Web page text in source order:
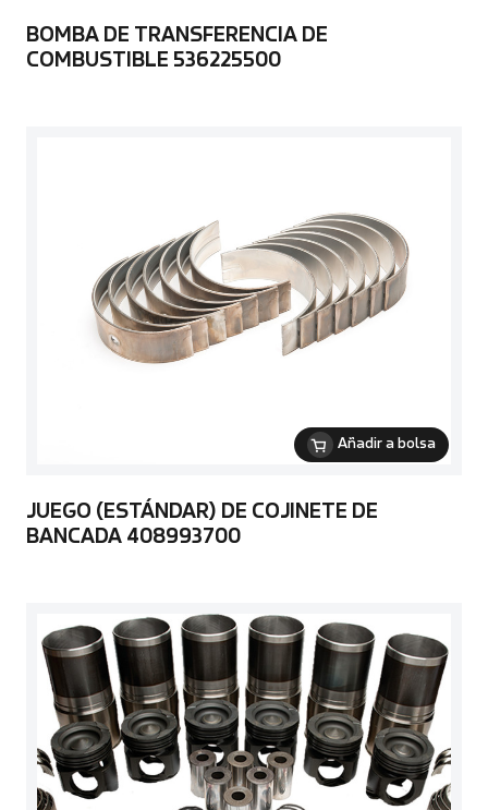
BOMBA DE TRANSFERENCIA DE
COMBUSTIBLE 536225500
Añadir a bolsa
JUEGO (ESTÁNDAR) DE COJINETE DE
BANCADA 408993700